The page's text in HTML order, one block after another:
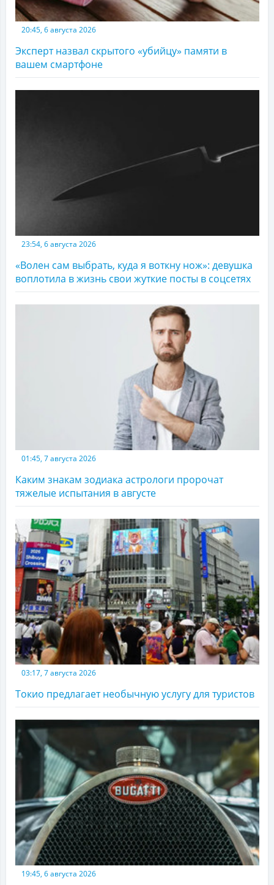
20:45, 6 августа 2026
Эксперт назвал скрытого «убийцу» памяти в
вашем смартфоне
23:54, 6 августа 2026
«Волен сам выбрать, куда я воткну нож»: девушка
воплотила в жизнь свои жуткие посты в соцсетях
01:45, 7 августа 2026
Каким знакам зодиака астрологи пророчат
тяжелые испытания в августе
03:17, 7 августа 2026
Токио предлагает необычную услугу для туристов
19:45, 6 августа 2026